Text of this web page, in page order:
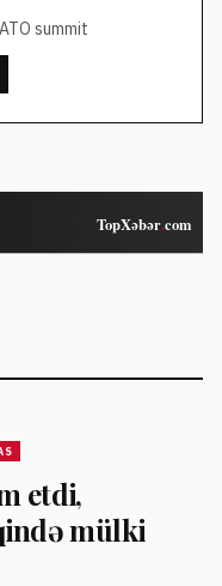
summit
etdi,
mülki